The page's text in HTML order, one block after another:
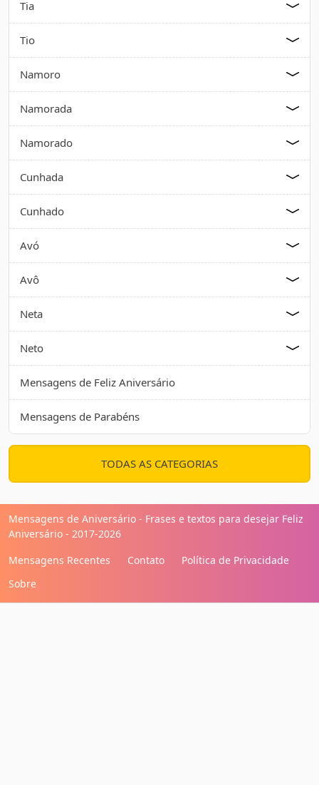
Tia
Tio
Namoro
Namorada
Namorado
Cunhada
Cunhado
Avó
Avô
Neta
Neto
Mensagens de Feliz Aniversário
Mensagens de Parabéns
TODAS AS CATEGORIAS
Mensagens de Aniversário - Frases e textos para desejar Feliz
Aniversário - 2017-2026
Mensagens Recentes
Contato
Política de Privacidade
Sobre